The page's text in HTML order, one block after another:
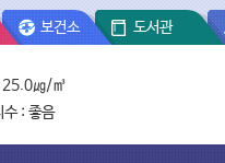
보건소 도서관
25.0㎍/㎥
수 : 좋음